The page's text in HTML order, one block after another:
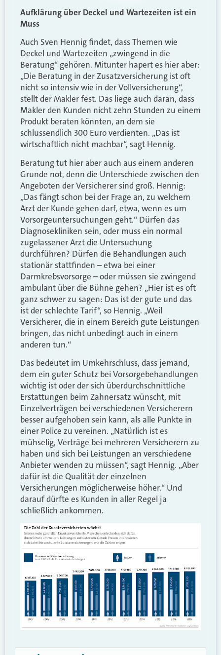
Aufklärung über Deckel und Wartezeiten ist ein
Muss
Auch Sven Hennig findet, dass Themen wie
Deckel und Wartezeiten „zwingend in die
Beratung“ gehören. Mitunter hapert es hier aber:
„Die Beratung in der Zusatzversicherung ist oft
nicht so intensiv wie in der Vollversicherung“,
stellt der Makler fest. Das liege auch daran, dass
Makler den Kunden nicht zehn Stunden zu einem
Produkt beraten könnten, an dem sie
schlussendlich 300 Euro verdienten. „Das ist
wirtschaftlich nicht machbar“, sagt Hennig.
Beratung tut hier aber auch aus einem anderen
Grunde not, denn die Unterschiede zwischen den
Angeboten der Versicherer sind groß. Hennig:
„Das fängt schon bei der Frage an, zu welchem
Arzt der Kunde gehen darf, etwa, wenn es um
Vorsorgeuntersuchungen geht.“ Dürfen das
Diagnosekliniken sein, oder muss ein normal
zugelassener Arzt die Untersuchung
durchführen? Dürfen die Behandlungen auch
stationär stattfinden – etwa bei einer
Darmkrebsvorsorge – oder müssen sie zwingend
ambulant über die Bühne gehen? „Hier ist es oft
ganz schwer zu sagen: Das ist der gute und das
ist der schlechte Tarif“, so Hennig. „Weil
Versicherer, die in einem Bereich gute Leistungen
bringen, das nicht unbedingt auch in einem
anderen tun.“
Das bedeutet im Umkehrschluss, dass jemand,
dem ein guter Schutz bei Vorsorgebehandlungen
wichtig ist oder der sich überdurchschnittliche
Erstattungen beim Zahnersatz wünscht, mit
Einzelverträgen bei verschiedenen Versicherern
besser aufgehoben sein kann, als alle Punkte in
einer Police zu vereinen. „Natürlich ist es
mühselig, Verträge bei mehreren Versicherern zu
haben und sich bei Leistungen an verschiedene
Anbieter wenden zu müssen“, sagt Hennig. „Aber
dafür ist die Qualität der einzelnen
Versicherungen möglicherweise höher.“ Und
darauf dürfte es Kunden in aller Regel ja
schließlich ankommen.